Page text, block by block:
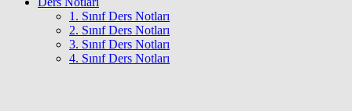
1. Sınıf Ders Notları
2. Sınıf Ders Notları
3. Sınıf Ders Notları
4. Sınıf Ders Notları